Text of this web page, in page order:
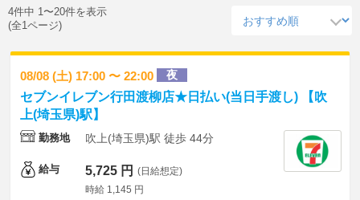
4件中 1〜20件を表示
(全1ページ)
08/08 (土) 17:00 〜 22:00 夜
セブンイレブン行田渡柳店★日払い(当日手渡し) 【吹
上(埼玉県)駅】
勤務地 吹上(埼玉県)駅 徒歩 44分
給与 5,725 円 (日給想定)
時給 1,145 円